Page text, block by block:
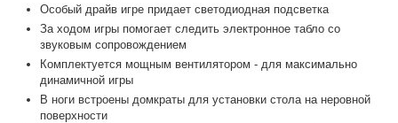
Особый драйв игре придает светодиодная подсветка
За ходом игры помогает следить электронное табло со
звуковым сопровождением
Комплектуется мощным вентилятором - для максимально
динамичной игры
В ноги встроены домкраты для установки стола на неровной
поверхности